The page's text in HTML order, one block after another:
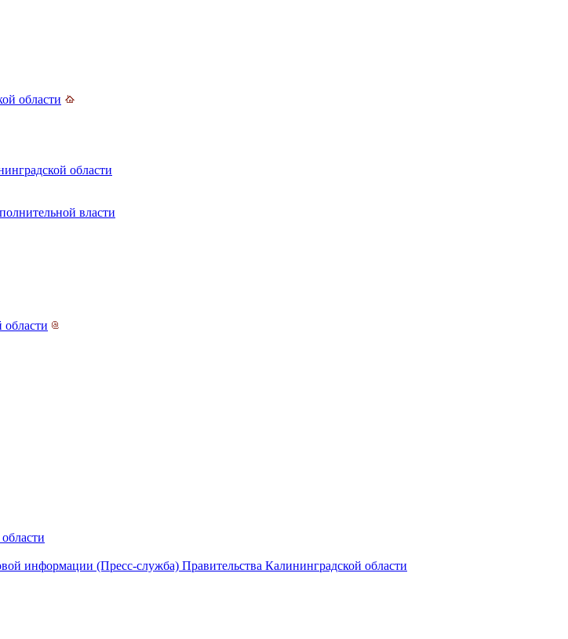
области
области
власти
области
информации (Пресс-служба) Правительства Калининградской области